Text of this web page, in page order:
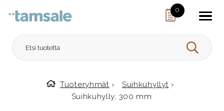
0
HAE
Etusivulle
Tuoteryhmät › Suihkuhyllyt ›
Suihkuhylly, 300 mm